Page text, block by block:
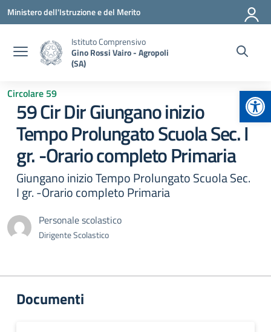
Vai ai contenuti
Vai al menu di navigazione
Vai al footer
Ministero dell'Istruzione e del Merito
Istituto Comprensivo
Gino Rossi Vairo - Agropoli
(SA)
Circolare 59
59 Cir Dir Giungano inizio
Tempo Prolungato Scuola Sec. I
gr. -Orario completo Primaria
Giungano inizio Tempo Prolungato Scuola Sec.
I gr. -Orario completo Primaria
Personale scolastico
Dirigente Scolastico
Documenti